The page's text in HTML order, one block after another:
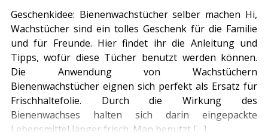
Geschenkidee: Bienenwachstücher selber machen Hi,
Wachstücher sind ein tolles Geschenk für die Familie
und für Freunde. Hier findet ihr die Anleitung und
Tipps, wofür diese Tücher benutzt werden können.
Die Anwendung von Wachstüchern
Bienenwachstücher eignen sich perfekt als Ersatz für
Frischhaltefolie. Durch die Wirkung des
Bienenwachses halten sich darin eingepackte
Lebensmittel länger frisch. Man benutzt […]